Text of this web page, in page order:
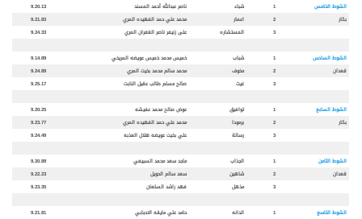
الشوط الخامس 1 شباء ناصر عبدالله أحمد المسند
9.20.13
بكار
2 اعمار محمد علي حمد الفهيده المري
9.21.83
3
المستشاره على زنيفر ناصر الغفران المري 9.24.33
الشوط السادس 1 شباب خميس محمد خميس عويضه المريخي
9.14.89
قعدان
2 مخوف محمد سالم محمد بخيت المري
9.24.89
3
غيث صالح مسلم طالب عقيل النابت 9.25.17
الشوط السابع 1 توافيق عوض صالح محمد عفيشه
9.20.25
بكار
2 برمودا محمد علي حمد الفهيده المري
9.23.77
3
رسالة علي بخيت عويضه هلال العذبه 9.24.49
الشوط الثامن 1 الجذاب ماجد سعد محمد السبيعي
9.20.89
قعدان
2 شاهين سعد سالم الحويل
9.22.23
3
مذهل فهد راشد السلعان 9.23.35
الشوط التاسع 1 الدانه حامد علي مايقه الاحبابي
9.21.81